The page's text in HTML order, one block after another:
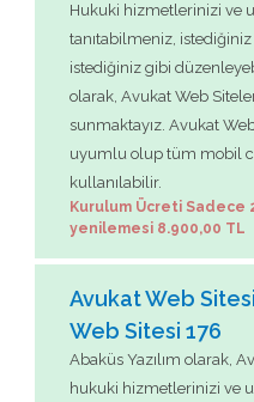
Hukuki hizmetlerinizi ve
tanıtabilmeniz,
istediğiniz gibi
olarak, Avukat Web
sunmaktayız. Avukat
uyumlu olup tüm mobil
kullanılabilir.
Kurulum Ücreti Sadece
yenilemesi 8.900,00 TL
Avukat Web
Web Sitesi 176
Abaküs Yazılım olarak,
hukuki hizmetlerinizi ve